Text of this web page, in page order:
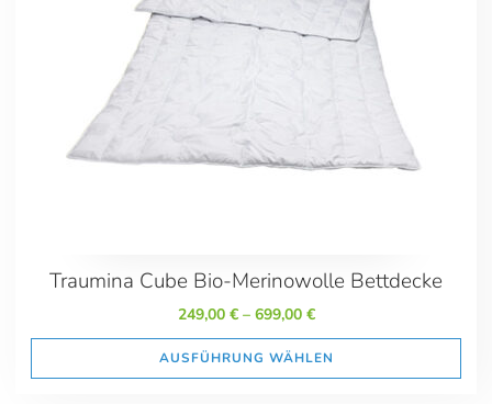
135x200
155x200 Sondergröße
155x220
Traumina Cube Bio-Merinowolle Bettdecke
249,00 €– 699,00 €
AUSFÜHRUNG WÄHLEN